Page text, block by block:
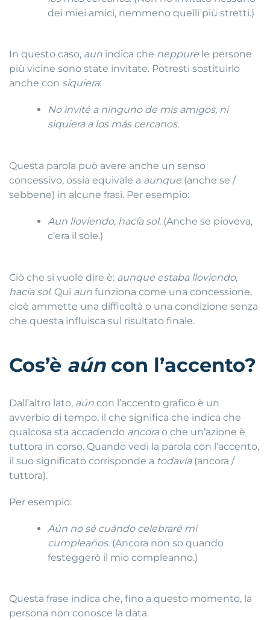
dei miei amici, nemmeno quelli più stretti.)
In questo caso, aun indica che neppure le persone
più vicine sono state invitate. Potresti sostituirlo
anche con siquiera:
No invité a ninguno de mis amigos, ni
siquiera a los más cercanos.
Questa parola può avere anche un senso
concessivo, ossia equivale a aunque (anche se /
sebbene) in alcune frasi. Per esempio:
Aun lloviendo, hacía sol. (Anche se pioveva,
c’era il sole.)
Ciò che si vuole dire è: aunque estaba lloviendo,
hacía sol. Qui aun funziona come una concessione,
cioè ammette una difficoltà o una condizione senza
che questa influisca sul risultato finale.
Cos’è aúncon l’accento?
Dall’altro lato, aún con l’accento grafico è un
avverbio di tempo, il che significa che indica che
qualcosa sta accadendo ancorao che un’azione è
tuttora in corso. Quando vedi la parola con l’accento,
il suo significato corrisponde a todavía(ancora /
tuttora).
Per esempio:
Aún no sé cuándo celebraré mi
cumpleaños. (Ancora non so quando
festeggerò il mio compleanno.)
Questa frase indica che, fino a questo momento, la
persona non conosce la data.